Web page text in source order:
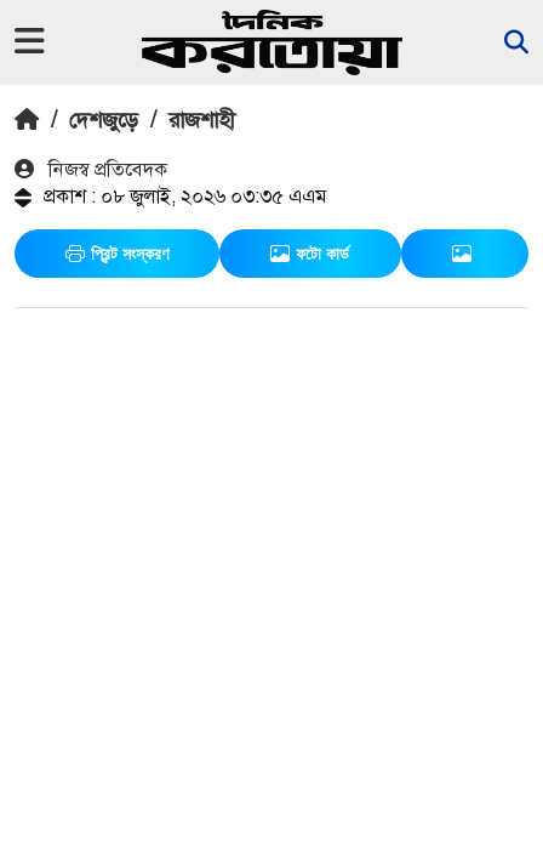
/ দেশজুড়ে / রাজশাহী
নিজস্ব প্রতিবেদক
প্রকাশ : ০৮ জুলাই, ২০২৬ ০৩:৩৫ এএম
প্রিন্ট সংস্করণ ফটো কার্ড